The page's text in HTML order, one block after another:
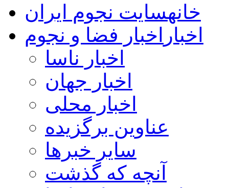
خانهسایت نجوم ایران
اخبار اخبار فضا و نجوم
اخبار ناسا
اخبار جهان
اخبار محلی
عناوین برگزیده
سایر خبرها
آنچه که گذشت